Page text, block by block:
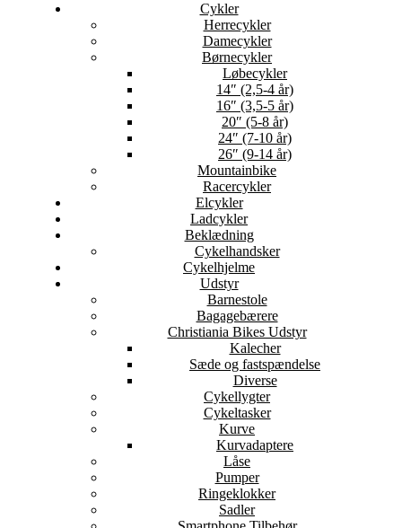
Cykler
Herrecykler
Damecykler
Børnecykler
Løbecykler
14″ (2,5-4 år)
16″ (3,5-5 år)
20″ (5-8 år)
24″ (7-10 år)
26″ (9-14 år)
Mountainbike
Racercykler
Elcykler
Ladcykler
Beklædning
Cykelhandsker
Cykelhjelme
Udstyr
Barnestole
Bagagebærere
Christiania Bikes Udstyr
Kalecher
Sæde og fastspændelse
Diverse
Cykellygter
Cykeltasker
Kurve
Kurvadaptere
Låse
Pumper
Ringeklokker
Sadler